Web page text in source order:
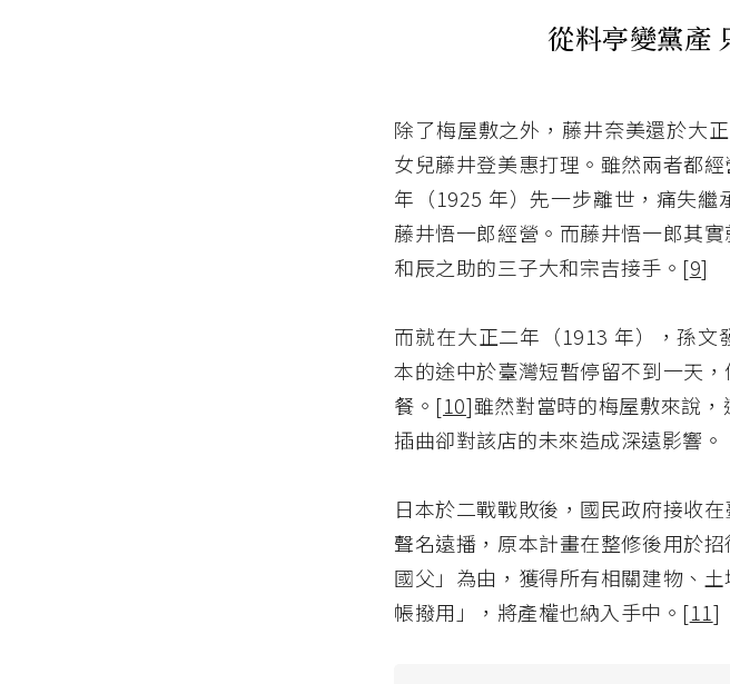
從料亭變黨產
除了梅屋敷之外，藤井奈美還於大
女兒藤井登美惠打理。雖然兩者都
年（1925 年）先一步離世，痛失
藤井悟一郎經營。而藤井悟一郎其
和辰之助的三子大和宗吉接手。[9]
而就在大正二年（1913 年），孫
本的途中於臺灣短暫停留不到一天
餐。[10]雖然對當時的梅屋敷來說
插曲卻對該店的未來造成深遠影響。
日本於二戰戰敗後，國民政府接收
聲名遠播，原本計畫在整修後用於
國父」為由，獲得所有相關建物、
帳撥用」，將產權也納入手中。[11]